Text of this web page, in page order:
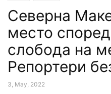
Северна
место
слобода на
Репортери
3, May, 2022